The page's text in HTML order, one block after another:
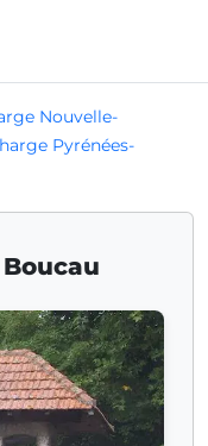
Nouvelle-
Pyrénées-